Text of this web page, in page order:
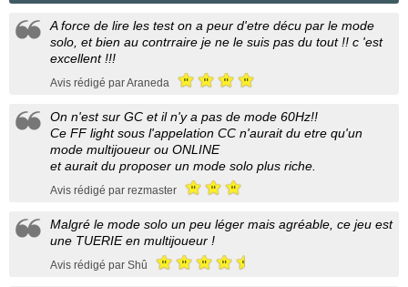
A force de lire les test on a peur d'etre décu par le mode
solo, et bien au contrraire je ne le suis pas du tout !! c 'est
excellent !!!
Avis rédigé par Araneda
On n'est sur GC et il n'y a pas de mode 60Hz!!
Ce FF light sous l'appelation CC n'aurait du etre qu'un
mode multijoueur ou ONLINE
et aurait du proposer un mode solo plus riche.
Avis rédigé par rezmaster
Malgré le mode solo un peu léger mais agréable, ce jeu est
une TUERIE en multijoueur !
Avis rédigé par Shû